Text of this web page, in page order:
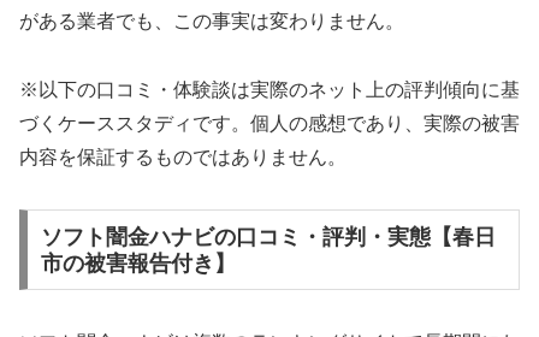
がある業者でも、この事実は変わりません。
※以下の口コミ・体験談は実際のネット上の評判傾向に基
づくケーススタディです。個人の感想であり、実際の被害
内容を保証するものではありません。
ソフト闇金ハナビの口コミ・評判・実態【春日
市の被害報告付き】